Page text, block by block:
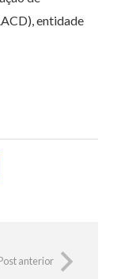
entidade
anterior